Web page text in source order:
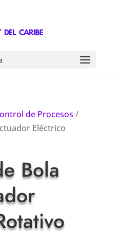
de Procesos /
Eléctrico
Bola